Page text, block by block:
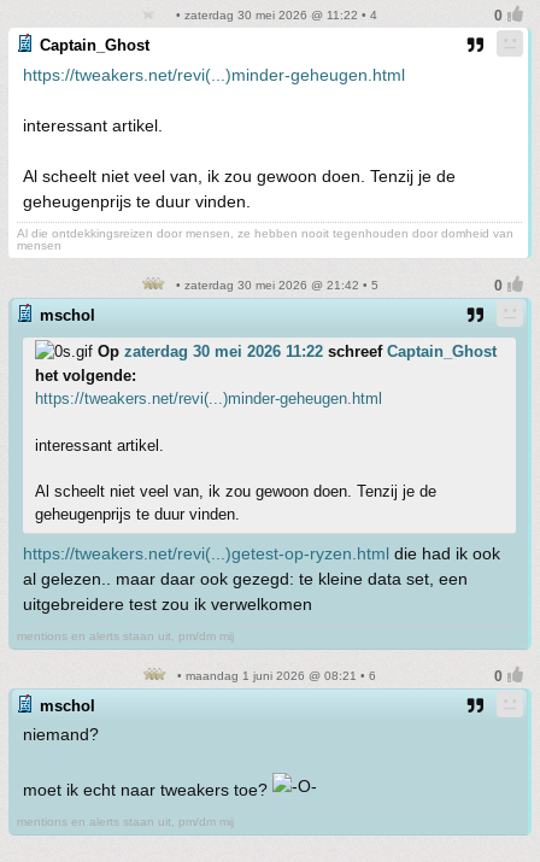
• zaterdag 30 mei 2026 @ 11:22 • 4
Captain_Ghost
https://tweakers.net/revi(...)minder-geheugen.html
interessant artikel.
Al scheelt niet veel van, ik zou gewoon doen. Tenzij je de
geheugenprijs te duur vinden.
Al die ontdekkingsreizen door mensen, ze hebben nooit tegenhouden door domheid van
mensen
• zaterdag 30 mei 2026 @ 21:42 • 5
mschol
Op zaterdag 30 mei 2026 11:22 schreef Captain_Ghost
het volgende:
https://tweakers.net/revi(...)minder-geheugen.html
interessant artikel.
Al scheelt niet veel van, ik zou gewoon doen. Tenzij je de
geheugenprijs te duur vinden.
https://tweakers.net/revi(...)getest-op-ryzen.html die had ik ook
al gelezen.. maar daar ook gezegd: te kleine data set, een
uitgebreidere test zou ik verwelkomen
mentions en alerts staan uit, pm/dm mij
• maandag 1 juni 2026 @ 08:21 • 6
mschol
niemand?
moet ik echt naar tweakers toe?
mentions en alerts staan uit, pm/dm mij